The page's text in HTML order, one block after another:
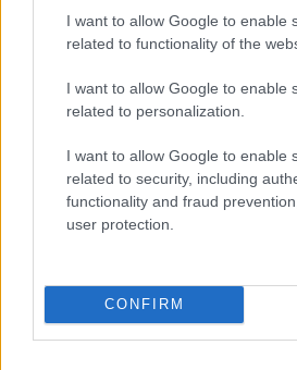
I want to allow Google to enable
related to functionality of the
I want to allow Google to enable
related to personalization.
I want to allow Google to enable
related to security, including
functionality and fraud
user protection.
CONFIRM
Lavór
AZ EMBERSÉG